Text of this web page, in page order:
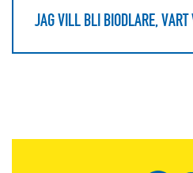
JAG VILL BLI BIODLARE,